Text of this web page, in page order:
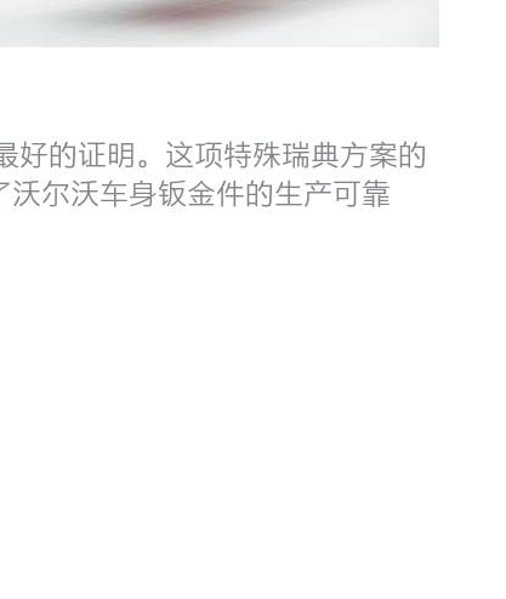
好的证明。这项特殊瑞典方案的
沃尔沃车身钣金件的生产可靠